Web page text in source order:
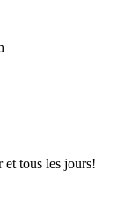
et tous les jours!